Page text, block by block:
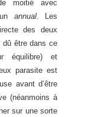
moitié avec
annual. Les
des deux
dû être dans ce
équilibre) et
parasite est
avant d’être
(néanmoins à
sur une sorte